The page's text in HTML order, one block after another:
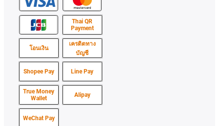
Thai QR
Payment
โอนเงิน
เครดิตทาง
บัญชี
Shopee Pay Line Pay
True Money
Wallet
Alipay
WeChat Pay